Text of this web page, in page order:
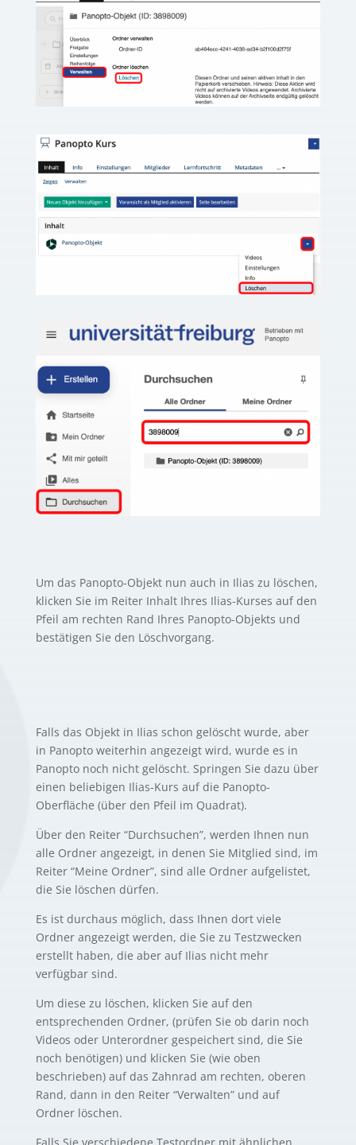
Um das Panopto-Objekt nun auch in Ilias zu löschen,
klicken Sie im Reiter Inhalt Ihres Ilias-Kurses auf den
Pfeil am rechten Rand Ihres Panopto-Objekts und
bestätigen Sie den Löschvorgang.
Falls das Objekt in Ilias schon gelöscht wurde, aber
in Panopto weiterhin angezeigt wird, wurde es in
Panopto noch nicht gelöscht. Springen Sie dazu über
einen beliebigen Ilias-Kurs auf die Panopto-
Oberfläche (über den Pfeil im Quadrat).
Über den Reiter “Durchsuchen”, werden Ihnen nun
alle Ordner angezeigt, in denen Sie Mitglied sind, im
Reiter “Meine Ordner”, sind alle Ordner aufgelistet,
die Sie löschen dürfen.
Es ist durchaus möglich, dass Ihnen dort viele
Ordner angezeigt werden, die Sie zu Testzwecken
erstellt haben, die aber auf Ilias nicht mehr
verfügbar sind.
Um diese zu löschen, klicken Sie auf den
entsprechenden Ordner, (prüfen Sie ob darin noch
Videos oder Unterordner gespeichert sind, die Sie
noch benötigen) und klicken Sie (wie oben
beschrieben) auf das Zahnrad am rechten, oberen
Rand, dann in den Reiter “Verwalten” und auf
Ordner löschen.